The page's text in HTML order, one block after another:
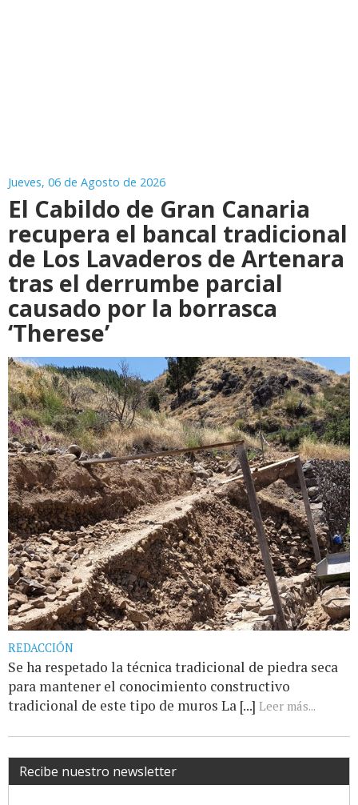
Jueves, 06 de Agosto de 2026
El Cabildo de Gran Canaria
recupera el bancal tradicional
de Los Lavaderos de Artenara
tras el derrumbe parcial
causado por la borrasca
‘Therese’
REDACCIÓN
Se ha respetado la técnica tradicional de piedra seca
para mantener el conocimiento constructivo
tradicional de este tipo de muros La [...] Leer más...
Recibe nuestro newsletter